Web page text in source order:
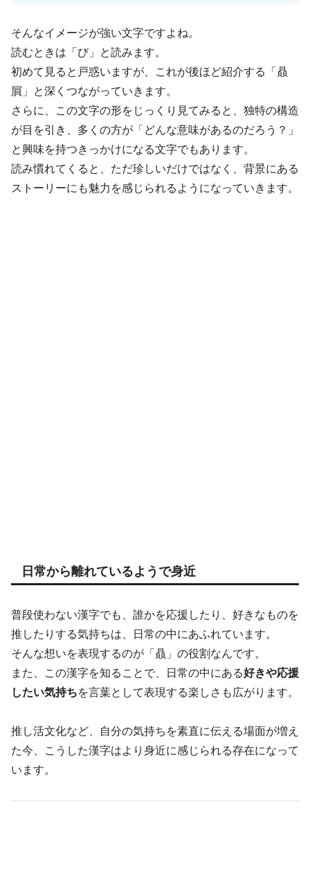
そんなイメージが強い文字ですよね。
読むときは「び」と読みます。
初めて見ると戸惑いますが、これが後ほど紹介する「贔
屓」と深くつながっていきます。
さらに、この文字の形をじっくり見てみると、独特の構造
が目を引き、多くの方が「どんな意味があるのだろう？」
と興味を持つきっかけになる文字でもあります。
読み慣れてくると、ただ珍しいだけではなく、背景にある
ストーリーにも魅力を感じられるようになっていきます。
日常から離れているようで身近
普段使わない漢字でも、誰かを応援したり、好きなものを
推したりする気持ちは、日常の中にあふれています。
そんな想いを表現するのが「贔」の役割なんです。
また、この漢字を知ることで、日常の中にある好きや応援
したい気持ちを言葉として表現する楽しさも広がります。
推し活文化など、自分の気持ちを素直に伝える場面が増え
た今、こうした漢字はより身近に感じられる存在になって
います。